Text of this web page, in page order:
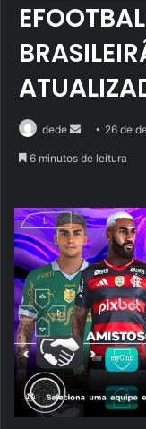
dede
Mande26 de
6 minutos de leitura